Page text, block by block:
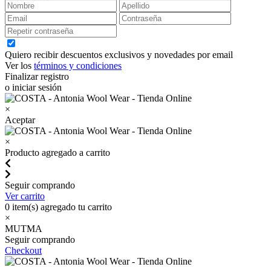
Quiero recibir descuentos exclusivos y novedades por email
Ver los términos y condiciones
Finalizar registro
o iniciar sesión
×
Aceptar
×
Producto agregado a carrito
Seguir comprando
Ver carrito
0 item(s) agregado tu carrito
×
MUTMA
Seguir comprando
Checkout